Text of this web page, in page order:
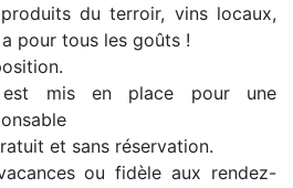
du terroir, vins locaux,
pour tous les goûts !
mis en place pour une
et sans réservation.
ou fidèle aux rendez-